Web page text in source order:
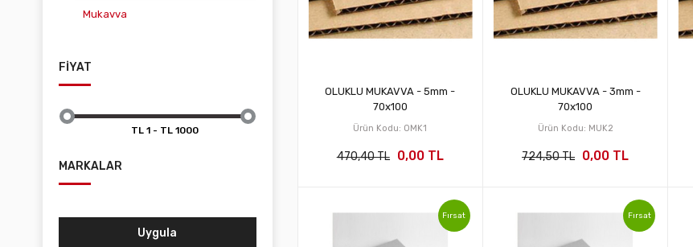
Mukavva
FİYAT
MARKALAR
Uygula
OLUKLU MUKAVVA - 5mm -
70x100
Ürün Kodu: OMK1
470,40 TL 0,00 TL
OLUKLU MUKAVVA - 3mm -
70x100
Ürün Kodu: MUK2
724,50 TL 0,00 TL
Fırsat Fırsat